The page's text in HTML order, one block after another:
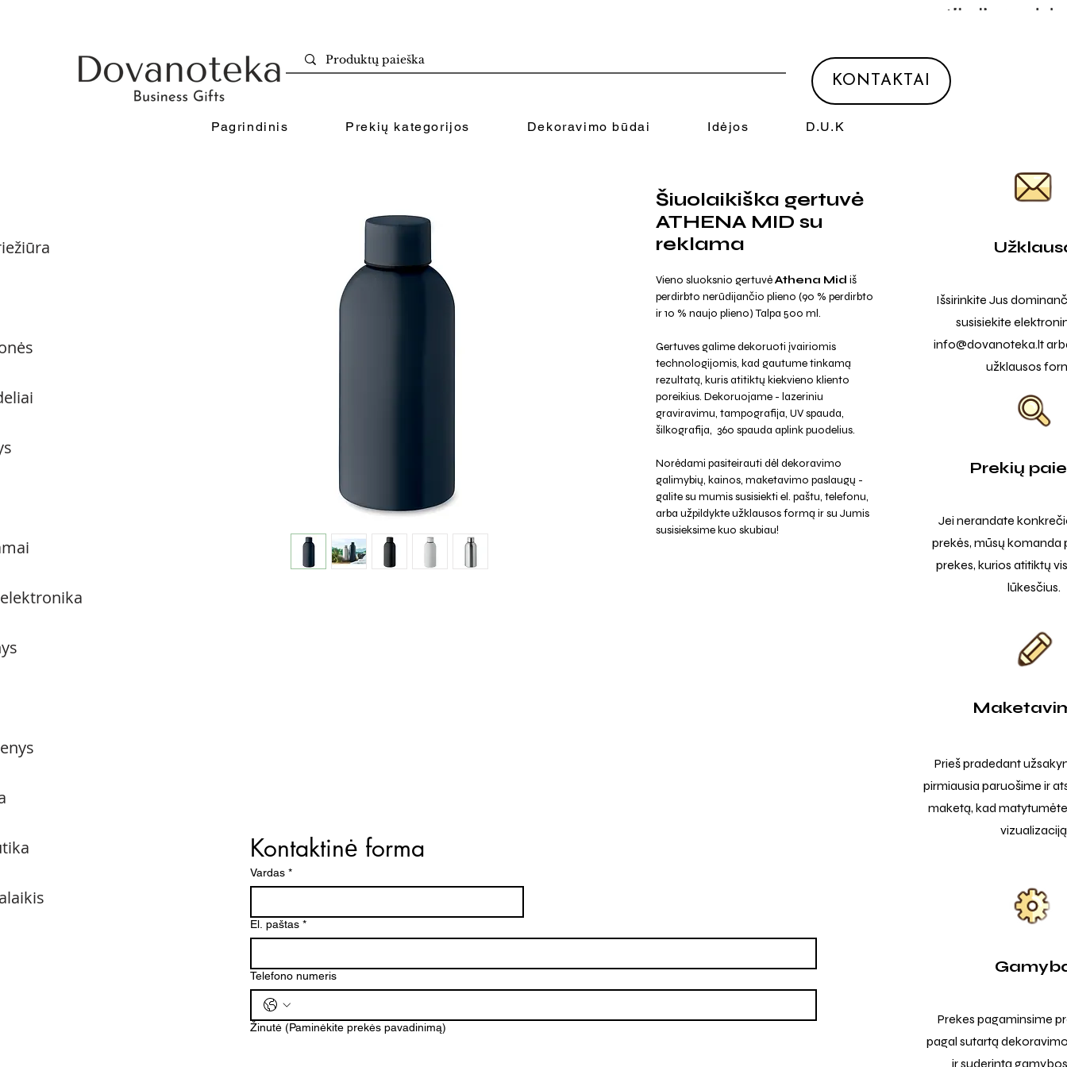
Pagrindinis Prekių kategorijos Dekoravimo būdai Idėjos D.U.K
KONTAKTAI
Šiuolaikiška gertuvė
ATHENA MID su
reklama
Vieno sluoksnio gertuvėAthena Mid iš
perdirbto nerūdijančio plieno (90 % perdirbto
ir 10 % naujo plieno) Talpa 500 ml.
Gertuves galime dekoruoti įvairiomis
technologijomis, kad gautume tinkamą
rezultatą, kuris atitiktų kiekvieno kliento
poreikius. Dekoruojame - lazeriniu
graviravimu, tampografija, UV spauda,
šilkografija, 360 spauda aplink puodelius.
Norėdami pasiteirauti dėl dekoravimo
galimybių, kainos, maketavimo paslaugų -
galite su mumis susisiekti el. paštu, telefonu,
arba užpildykte užklausos formą ir su Jumis
susisieksime kuo skubiau!
Išsirinkite Jus
susisiekite
info@dovanoteka.lt
užklausos
Prekių
Jei nerandate
prekės, mūsų komanda
prekes, kurios atitiktų
lūkesčius.
Kontaktinė forma
Vardas *
El. paštas *
Telefono numeris
Žinutė (Paminėkite prekės pavadinimą)
Prieš pradedant
pirmiausia paruošime ir
maketą, kad
vizualizaciją
Prekes pagaminsime
pagal sutartą
ir suderintą